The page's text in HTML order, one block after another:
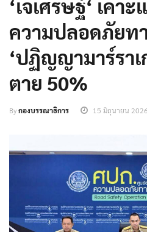
‘เจเศรษฐ์‘ เคา
ความปลอดภัยท
‘ปฏิญญามาร์ราเ
ตาย 50%
Byกองบรรณาธิการ 15 มิถุนายน 2026